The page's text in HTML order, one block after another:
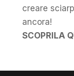
creare
ancora!
SCOPRILA